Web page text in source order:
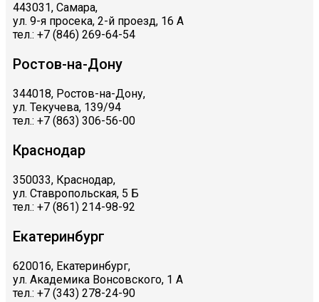
443031, Самара,
ул. 9-я просека, 2-й проезд, 16 А
тел.: +7 (846) 269-64-54
Ростов-на-Дону
344018, Ростов-на-Дону,
ул. Текучева, 139/94
тел.: +7 (863) 306-56-00
Краснодар
350033, Краснодар,
ул. Ставропольская, 5 Б
тел.: +7 (861) 214-98-92
Екатеринбург
620016, Екатеринбург,
ул. Академика Вонсовского, 1 А
тел.: +7 (343) 278-24-90